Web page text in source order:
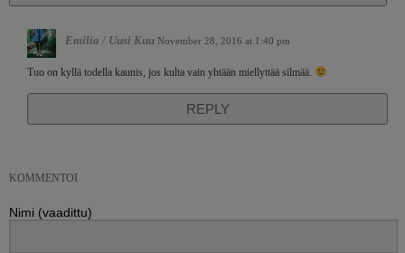
Emilia / Uusi Kuu November 28, 2016 at 1:40 pm
Tuo on kyllä todella kaunis, jos kulta vain yhtään miellyttää silmää.
REPLY
KOMMENTOI
Nimi (vaadittu)